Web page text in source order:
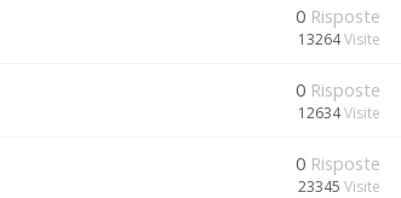
0 Risposte
13264Visite
0 Risposte
12634Visite
0 Risposte
23345 Visite